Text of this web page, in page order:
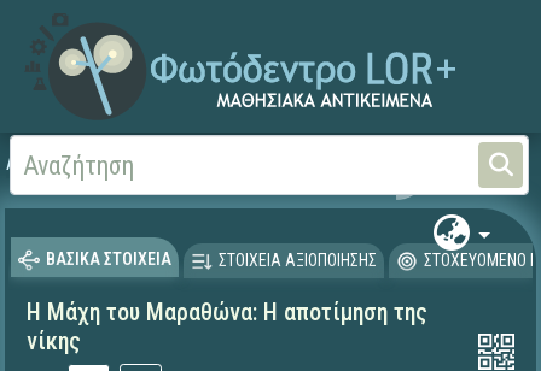
Αρχική
ΒΑΣΙΚΑ ΣΤΟΙΧΕΙΑ ΣΤΟΙΧΕΙΑ ΑΞΙΟΠΟΙΗΣΗΣ ΣΤΟΧΕΥΟΜΕΝΟ
Η Μάχη του Μαραθώνα: Η αποτίμηση της
νίκης